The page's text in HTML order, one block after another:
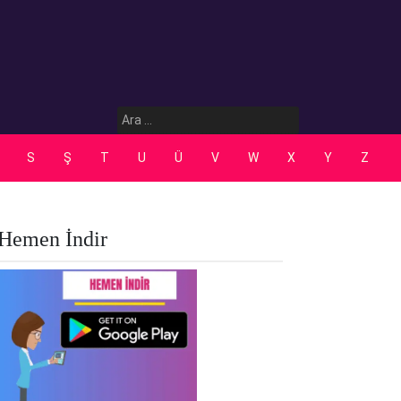
Arama:
S Ş T U Ü V W X Y Z
İndir